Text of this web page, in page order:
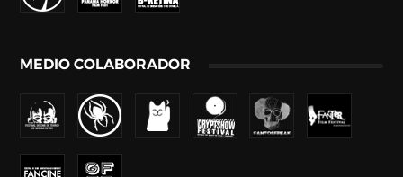
MEDIO COLABORADOR